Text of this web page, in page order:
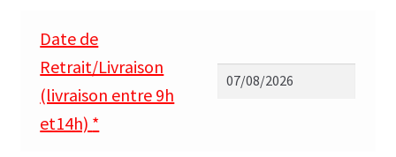
Date de
Retrait/Livraison
(livraison entre 9h
et14h) *